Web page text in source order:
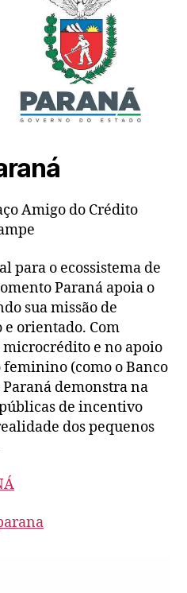
Amigo do Crédito
para o ecossistema de
Paraná apoia o
sua missão de
orientado. Com
e no apoio
(como o Banco
demonstra na
de incentivo
dos pequenos